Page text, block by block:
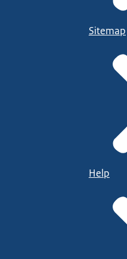
Sitemap
Help